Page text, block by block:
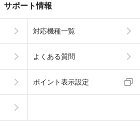
サポート情報
対応機種一覧
よくある質問
ポイント表示設定